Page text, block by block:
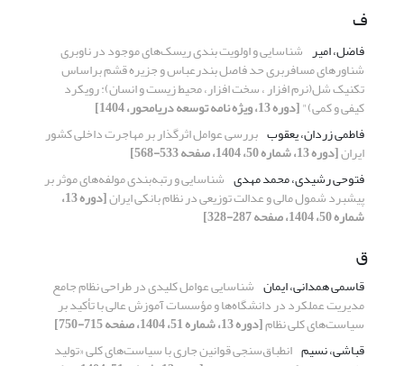
ف
فاضل، امیر شناسایی و اولویت بندی ریسک‌های موجود در ناوبری
شناورهای مسافربری حد فاصل بندرعباس و جزیره قشم براساس
تکنیک شل(نرم افزار ، سخت افزار، محیط زیست و انسان): رویکرد
کیفی و کمی)"[دوره 13، ویژه نامه توسعه دریامحور، 1404]
فاطمی زردان، یعقوب بررسی عوامل اثرگذار بر مهاجرت داخلی کشور
ایران[دوره 13، شماره 50، 1404، صفحه 533-568]
فتوحی رشیدی، محمد مهدی شناسایی و رتبه‌بندی مولفه‌های موثر بر
پیشبرد شمول مالی و عدالت توزیعی در نظام بانکی ایران [دوره 13،
شماره 50، 1404، صفحه 287-328]
ق
قاسمی همدانی، ایمان شناسایی عوامل کلیدی در طراحی نظام جامع
مدیریت عملکرد در دانشگاه‌ها و مؤسسات آموزش عالی با تأکید بر
سیاست‌های کلی نظام[دوره 13، شماره 51، 1404، صفحه 715-750]
قباشی، نسیم انطباق‌سنجی قوانین جاری با سیاست‌های کلی «تولید